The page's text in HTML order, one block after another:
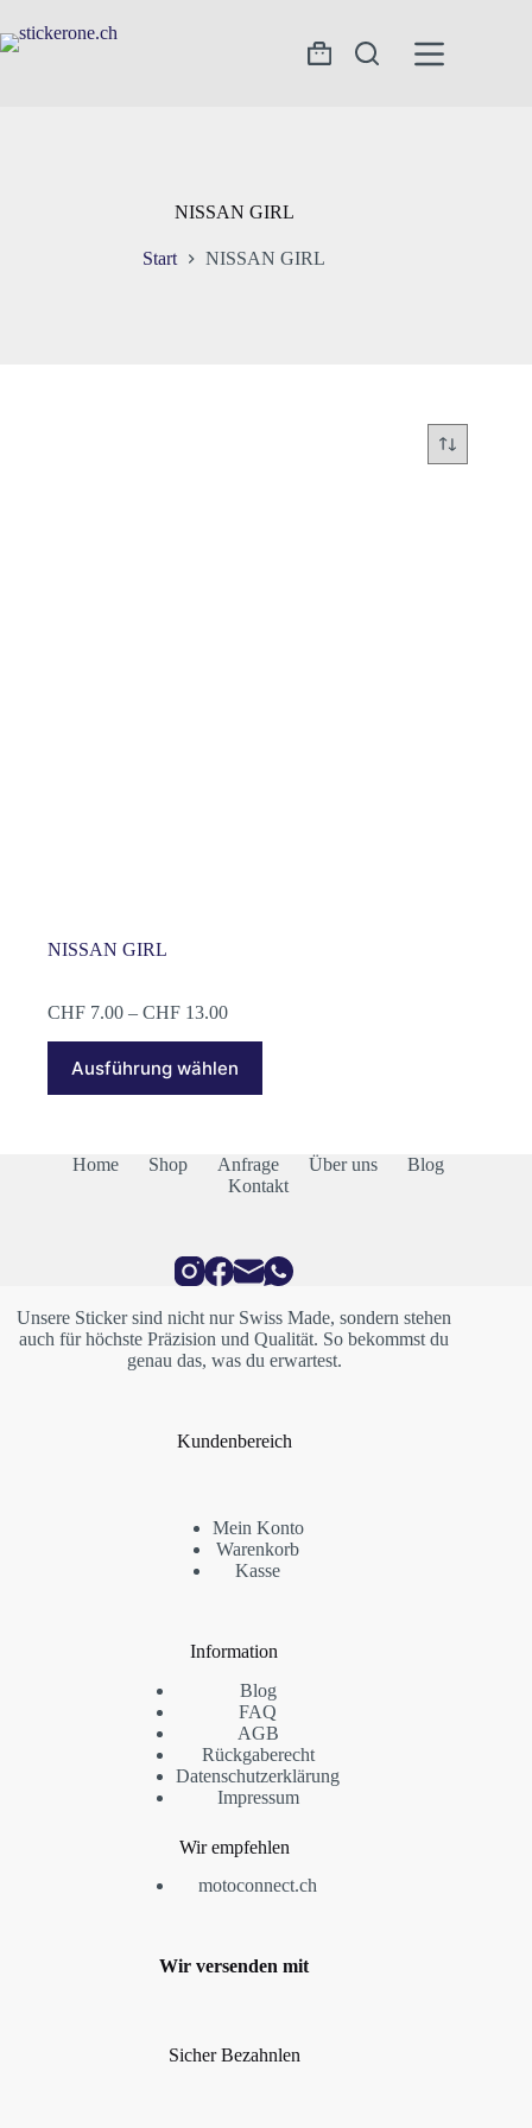
Inhalt
springen
Warenkorb
NISSAN GIRL
Start NISSAN GIRL
NISSAN GIRL
CHF 7.00 – CHF 13.00Preisspanne:
CHF 13.00
Ausführung wählen
Produkt
weist
auf.
gewählt
werden
Home Shop Anfrage Über uns
Blog
Kontakt
Unsere Sticker sind nicht nur Swiss Made, sondern stehen
auch für höchste Präzision und Qualität. So bekommst du
genau das, was du erwartest.
Kundenbereich
Mein Konto
Warenkorb
Kasse
Information
Blog
FAQ
AGB
Rückgaberecht
Datenschutzerklärung
Impressum
Wir empfehlen
motoconnect.ch
Wir versenden mit
Sicher Bezahnlen